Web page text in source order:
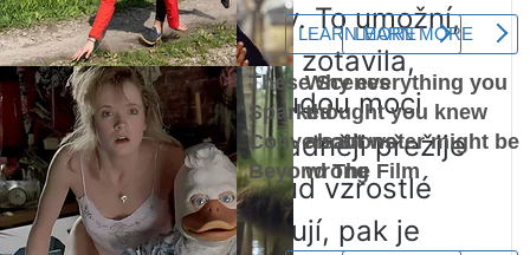
jednoleté výhonky. To umožní,
aby se kůra sama zotavila,
mladé výhonky budou moci
zesílit a strom snadněji přežije
zimní mrazy. Pokud vzrostlé
stromy dobře zimují, pak je